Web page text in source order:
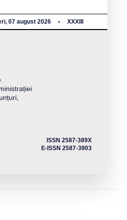
07 august 2026 XXXIII
ISSN 2587-389X
E-ISSN 2587-3903